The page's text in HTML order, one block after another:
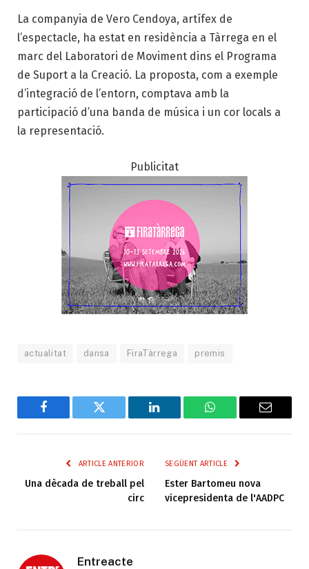
La companyia de Vero Cendoya, artífex de
l’espectacle, ha estat en residència a Tàrrega en el
marc del Laboratori de Moviment dins el Programa
de Suport a la Creació. La proposta, com a exemple
d’integració de l’entorn, comptava amb la
participació d’una banda de música i un cor locals a
la representació.
Publicitat
actualitat dansa FiraTàrrega premis
Facebook Twitter LinkedIn WhatsAppEmail
ARTICLE ANTERIOR
Una dècada de treball pel
circ
SEGÜENT ARTICLE
Ester Bartomeu nova
vicepresidenta de l'AADPC
Entreacte